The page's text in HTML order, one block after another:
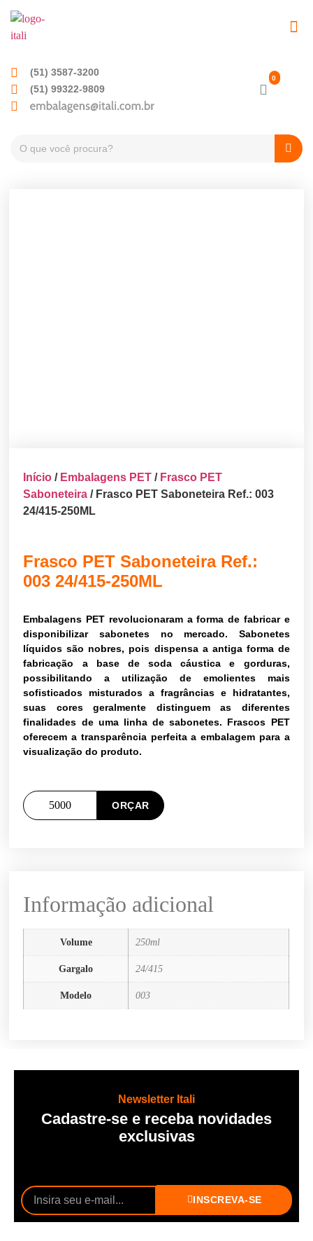
(51) 3587-3200
(51) 99322-9809
Início / Embalagens PET / Frasco PET
Saboneteira / Frasco PET Saboneteira Ref.: 003
24/415-250ML
Frasco PET Saboneteira Ref.:
003 24/415-250ML
Embalagens PET revolucionaram a forma de fabricar e
disponibilizar sabonetes no mercado. Sabonetes
líquidos são nobres, pois dispensa a antiga forma de
fabricação a base de soda cáustica e gorduras,
possibilitando a utilização de emolientes mais
sofisticados misturados a fragrâncias e hidratantes,
suas cores geralmente distinguem as diferentes
finalidades de uma linha de sabonetes. Frascos PET
oferecem a transparência perfeita a embalagem para a
visualização do produto.
ORÇAR
Informação adicional
Volume 250ml
Gargalo 24/415
Modelo 003
Newsletter Itali
Cadastre-se e receba novidades
exclusivas
INSCREVA-SE